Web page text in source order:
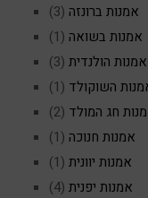
אמנות ברונזה (3)
אמנות בשואה (1)
אמנות הולנדית (3)
השוקולד (1)
חג המולד (2)
אמנות חנוכה (1)
אמנות יוונית (1)
אמנות יפנית (4)